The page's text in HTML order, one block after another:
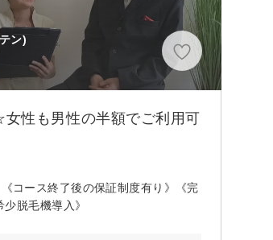
ン)
性も男性の半額でご利用可
コース終了後の保証制度有り》《完
脱毛機導入》